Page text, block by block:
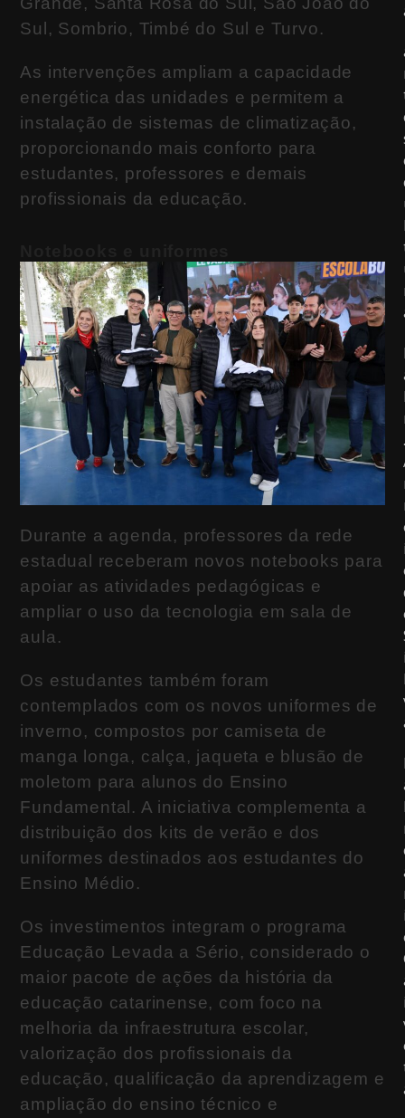
Sul, Sombrio, Timbé do Sul e Turvo.
As intervenções ampliam a capacidade
energética das unidades e permitem a
instalação de sistemas de climatização,
proporcionando mais conforto para
estudantes, professores e demais
profissionais da educação.
Durante a agenda, professores da rede
estadual receberam novos notebooks para
apoiar as atividades pedagógicas e
ampliar o uso da tecnologia em sala de
aula.
Os estudantes também foram
contemplados com os novos uniformes de
inverno, compostos por camiseta de
manga longa, calça, jaqueta e blusão de
moletom para alunos do Ensino
Fundamental. A iniciativa complementa a
distribuição dos kits de verão e dos
uniformes destinados aos estudantes do
Ensino Médio.
Os investimentos integram o programa
Educação Levada a Sério, considerado o
maior pacote de ações da história da
educação catarinense, com foco na
melhoria da infraestrutura escolar,
valorização dos profissionais da
educação, qualificação da aprendizagem e
ampliação do ensino técnico e